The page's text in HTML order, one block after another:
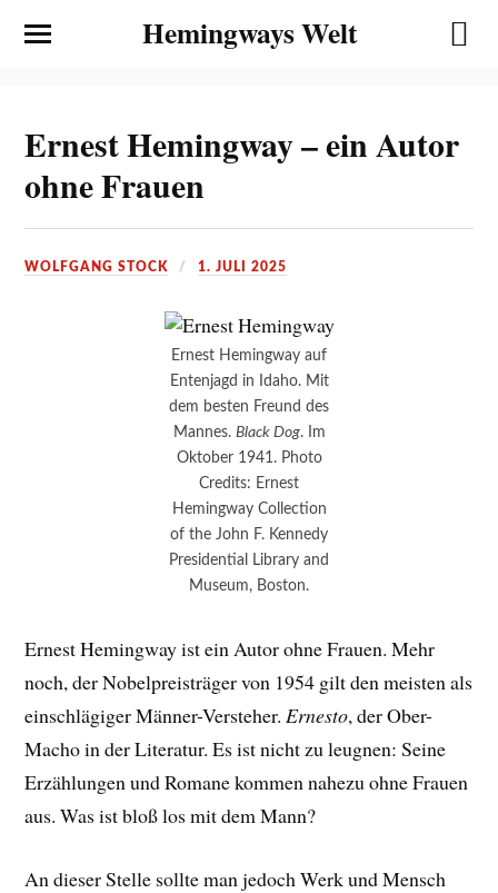
Hemingways Welt
Ernest Hemingway – ein Autor
ohne Frauen
WOLFGANG STOCK 1. JULI 2025
Ernest Hemingway auf
Entenjagd in Idaho. Mit
dem besten Freund des
Mannes. Black Dog. Im
Oktober 1941. Photo
Credits: Ernest
Hemingway Collection
of the John F. Kennedy
Presidential Library and
Museum, Boston.
Ernest Hemingway ist ein Autor ohne Frauen. Mehr
noch, der Nobelpreisträger von 1954 gilt den meisten als
einschlägiger Männer-Versteher.Ernesto, der Ober-
Macho in der Literatur. Es ist nicht zu leugnen: Seine
Erzählungen und Romane kommen nahezu ohne Frauen
aus. Was ist bloß los mit dem Mann?
An dieser Stelle sollte man jedoch Werk und Mensch